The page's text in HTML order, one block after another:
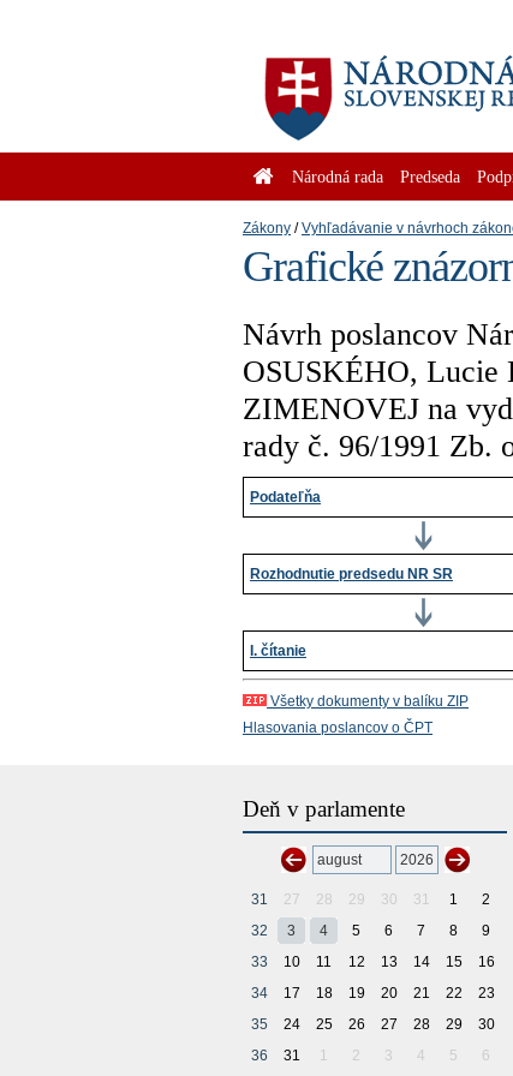
Národná rada Predseda
Zákony Vyhľadávanie v návrhoch
Grafické
Návrh poslancov
OSUSKÉHO, Lucie
ZIMENOVEJ na
rady č. 96/1991 Zb.
Podateľňa
Rozhodnutie predsedu NR SR
I. čítanie
Všetky dokumenty v balíku ZIP
Hlasovania poslancov o ČPT
Deň v parlamente
31 27 28 29 30 31 1
2
32
3 4 5 6 7 8
9
33
10 11 12 13 14 15
16
34
17 18 19 20 21 22
23
35
24 25 26 27 28 29
30
36
31 1 2 3 4 5 6